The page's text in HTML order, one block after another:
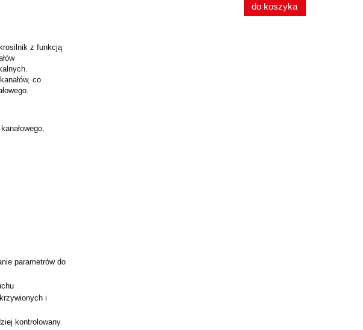
z funkcją
co
kanałowego,
parametrów do
i
kontrolowany
do koszyka